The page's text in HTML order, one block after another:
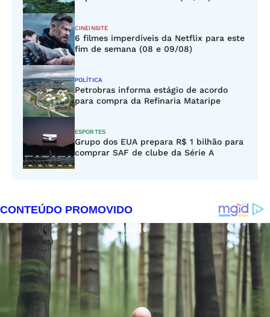
CINEINSITE
6 filmes imperdíveis da Netflix para este
fim de semana (08 e 09/08)
POLÍTICA
Petrobras informa estágio de acordo
para compra da Refinaria Mataripe
ESPORTES
Grupo dos EUA prepara R$ 1 bilhão para
comprar SAF de clube da Série A